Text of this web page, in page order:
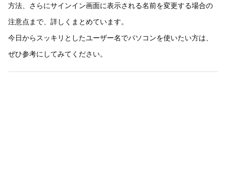
方法、さらにサインイン画面に表示される名前を変更する場合の
注意点まで、詳しくまとめています。
今日からスッキリとしたユーザー名でパソコンを使いたい方は、
ぜひ参考にしてみてください。